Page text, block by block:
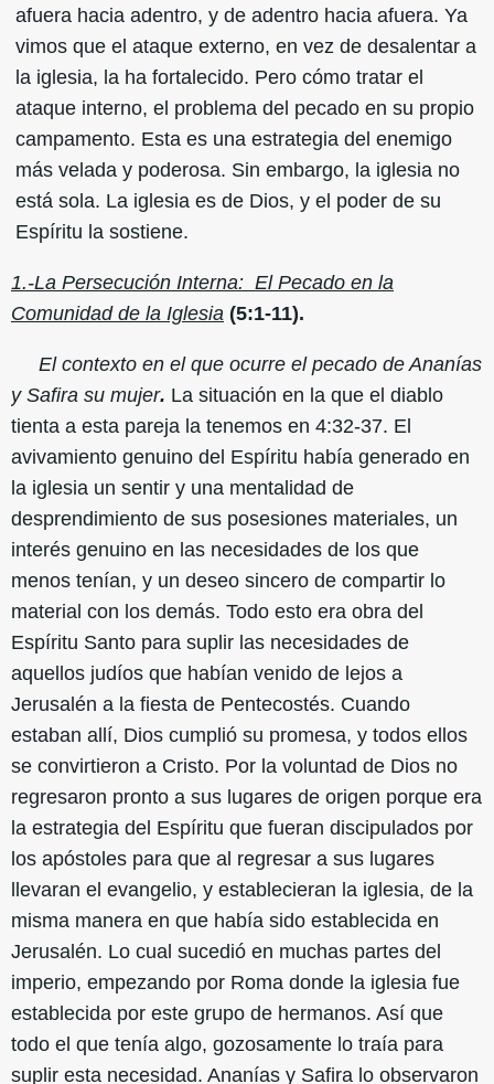
afuera hacia adentro, y de adentro hacia afuera. Ya
vimos que el ataque externo, en vez de desalentar a
la iglesia, la ha fortalecido. Pero cómo tratar el
ataque interno, el problema del pecado en su propio
campamento. Esta es una estrategia del enemigo
más velada y poderosa. Sin embargo, la iglesia no
está sola. La iglesia es de Dios, y el poder de su
Espíritu la sostiene.
1.-La Persecución Interna: El Pecado en la
Comunidad de la Iglesia (5:1-11).
El contexto en el que ocurre el pecado de Ananías
y Safira su mujer. La situación en la que el diablo
tienta a esta pareja la tenemos en 4:32-37. El
avivamiento genuino del Espíritu había generado en
la iglesia un sentir y una mentalidad de
desprendimiento de sus posesiones materiales, un
interés genuino en las necesidades de los que
menos tenían, y un deseo sincero de compartir lo
material con los demás. Todo esto era obra del
Espíritu Santo para suplir las necesidades de
aquellos judíos que habían venido de lejos a
Jerusalén a la fiesta de Pentecostés. Cuando
estaban allí, Dios cumplió su promesa, y todos ellos
se convirtieron a Cristo. Por la voluntad de Dios no
regresaron pronto a sus lugares de origen porque era
la estrategia del Espíritu que fueran discipulados por
los apóstoles para que al regresar a sus lugares
llevaran el evangelio, y establecieran la iglesia, de la
misma manera en que había sido establecida en
Jerusalén. Lo cual sucedió en muchas partes del
imperio, empezando por Roma donde la iglesia fue
establecida por este grupo de hermanos. Así que
todo el que tenía algo, gozosamente lo traía para
suplir esta necesidad. Ananías y Safira lo observaron